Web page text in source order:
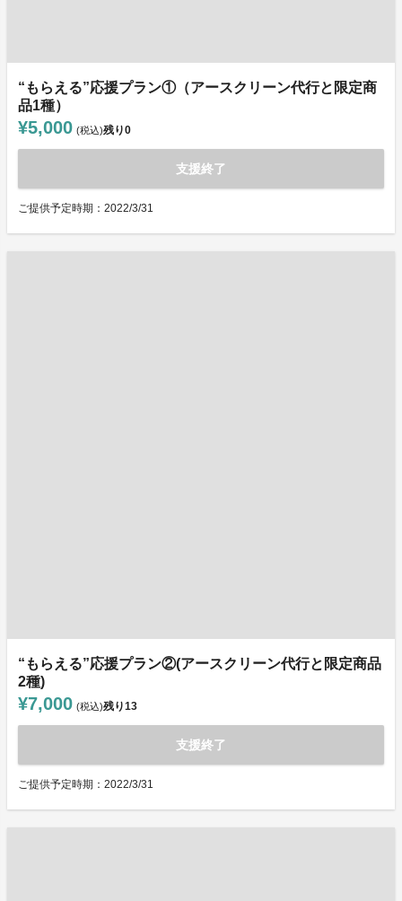
“もらえる”応援プラン①（アースクリーン代行と限定商
品1種）
¥5,000 (税込)残り0
支援終了
ご提供予定時期：2022/3/31
“もらえる”応援プラン②(アースクリーン代行と限定商品
2種)
¥7,000 (税込)残り13
支援終了
ご提供予定時期：2022/3/31